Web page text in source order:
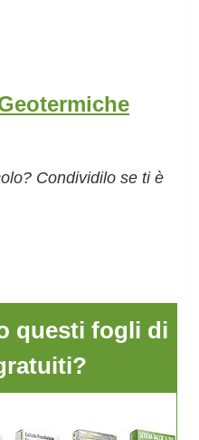
Condividilo se ti è
questi fogli di